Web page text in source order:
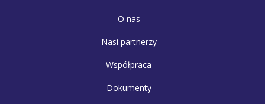
O nas
Nasi partnerzy
Współpraca
Dokumenty